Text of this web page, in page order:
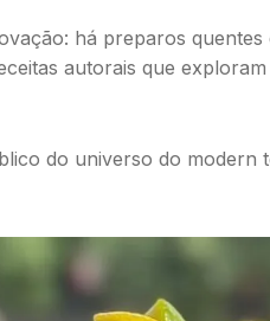
há preparos quentes
autorais que
do universo do modern